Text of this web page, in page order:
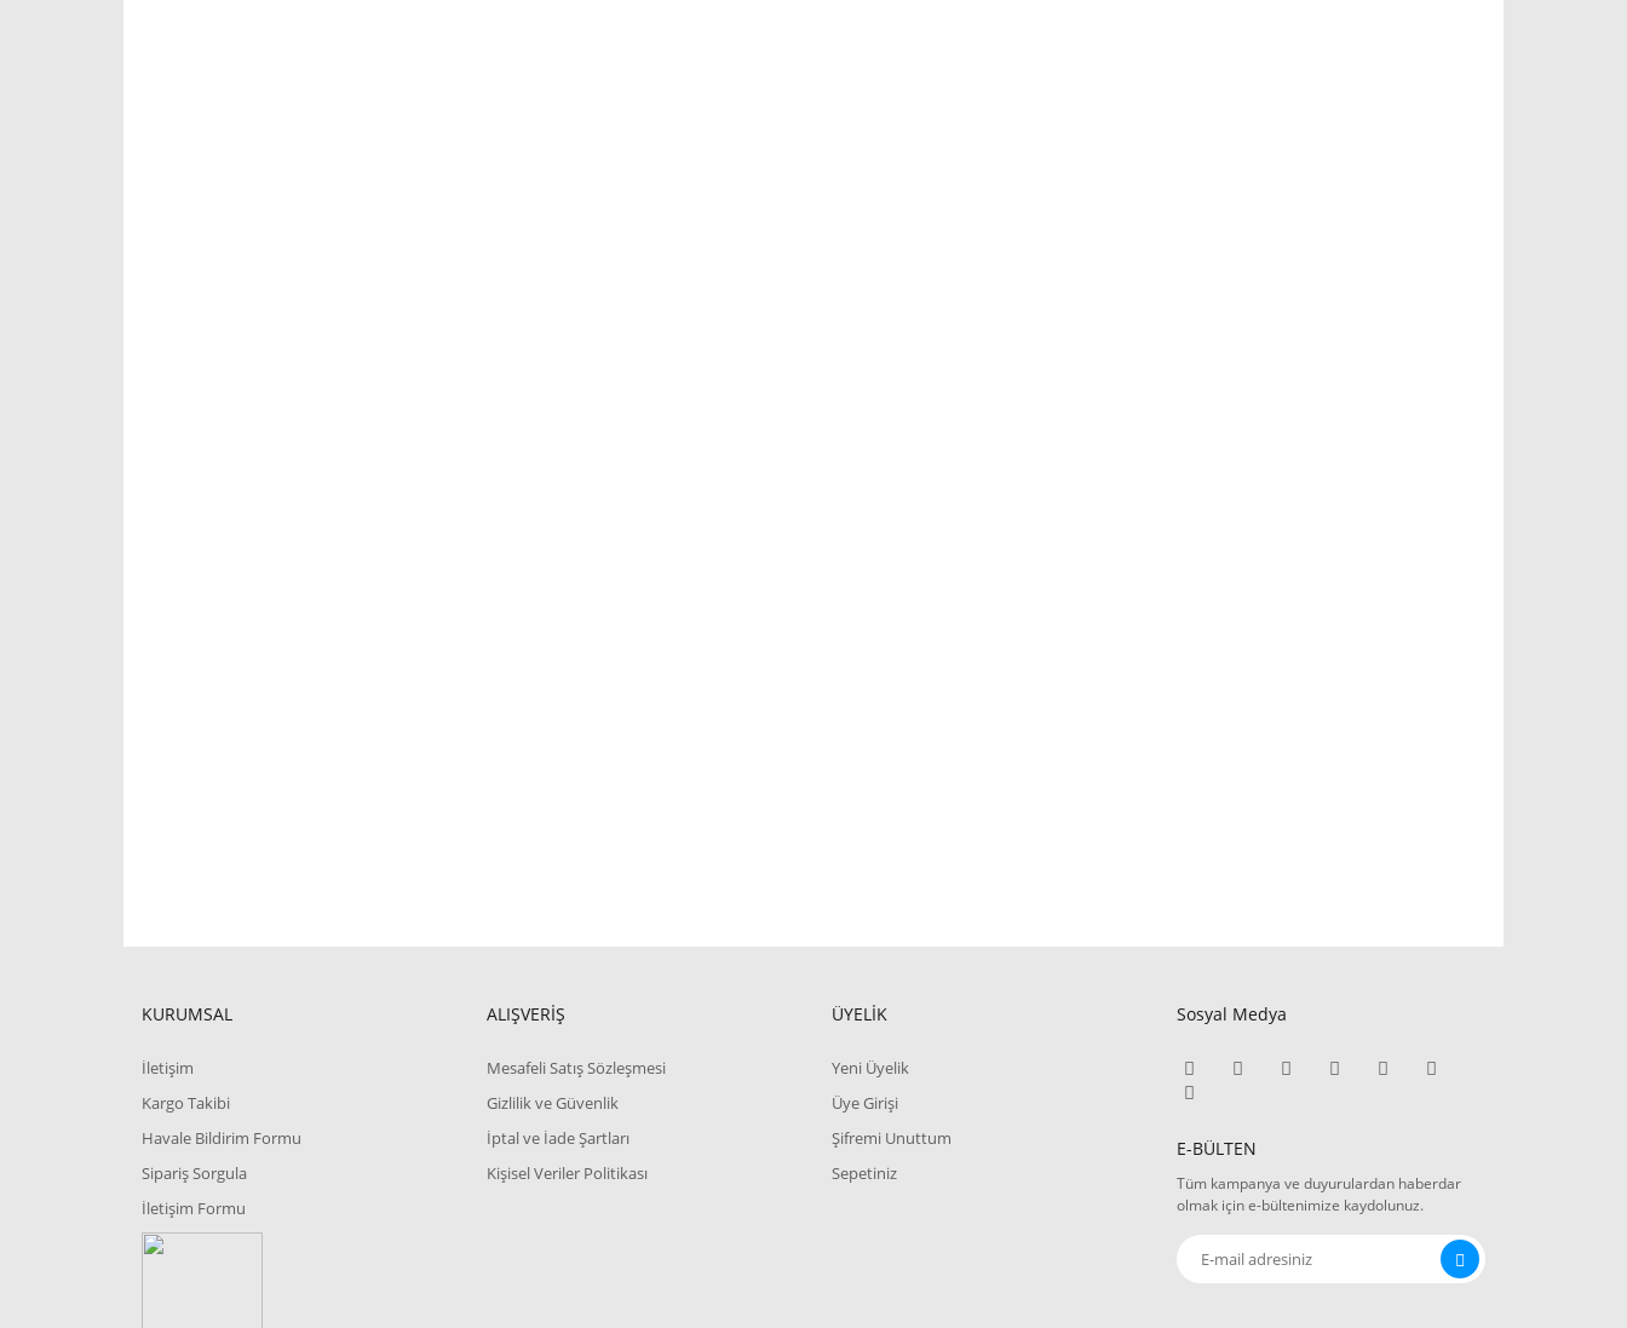
KURUMSAL
İletişim
Kargo Takibi
Havale Bildirim Formu
Sipariş Sorgula
İletişim Formu
ALIŞVERİŞ
Mesafeli Satış Sözleşmesi
Gizlilik ve Güvenlik
İptal ve İade Şartları
Kişisel Veriler Politikası
ÜYELİK
Yeni Üyelik
Üye Girişi
Şifremi Unuttum
Sepetiniz
Sosyal Medya
E-BÜLTEN
Tüm kampanya ve duyurulardan haberdar
olmak için e-bültenimize kaydolunuz.